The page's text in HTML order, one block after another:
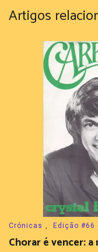
Artigos
Crónicas Edição #66
Chorar é vencer: